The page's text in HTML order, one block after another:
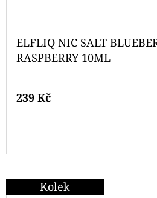
ELFLIQ NIC SALT
RASPBERRY 10ML
239 Kč
Kolek